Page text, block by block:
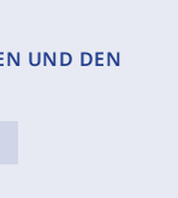
UND DEN